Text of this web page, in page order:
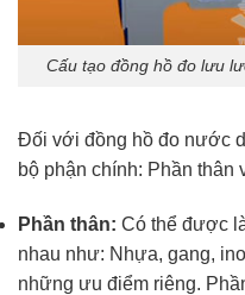
Cấu tạo đồng hồ đo lưu
Đối với đồng hồ đo nước
bộ phận chính: Phần thân
Phần thân: Có thể được
nhau như: Nhựa, gang,
những ưu điểm riêng.